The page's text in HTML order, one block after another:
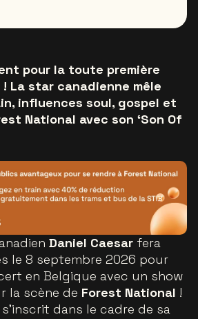
pour la toute première
La star canadienne mêle
influences soul, gospel et
National avec son ‘Son Of
Daniel Caesar fera
le 8 septembre 2026 pour
en Belgique avec un show
la scène de Forest National !
dans le cadre de sa